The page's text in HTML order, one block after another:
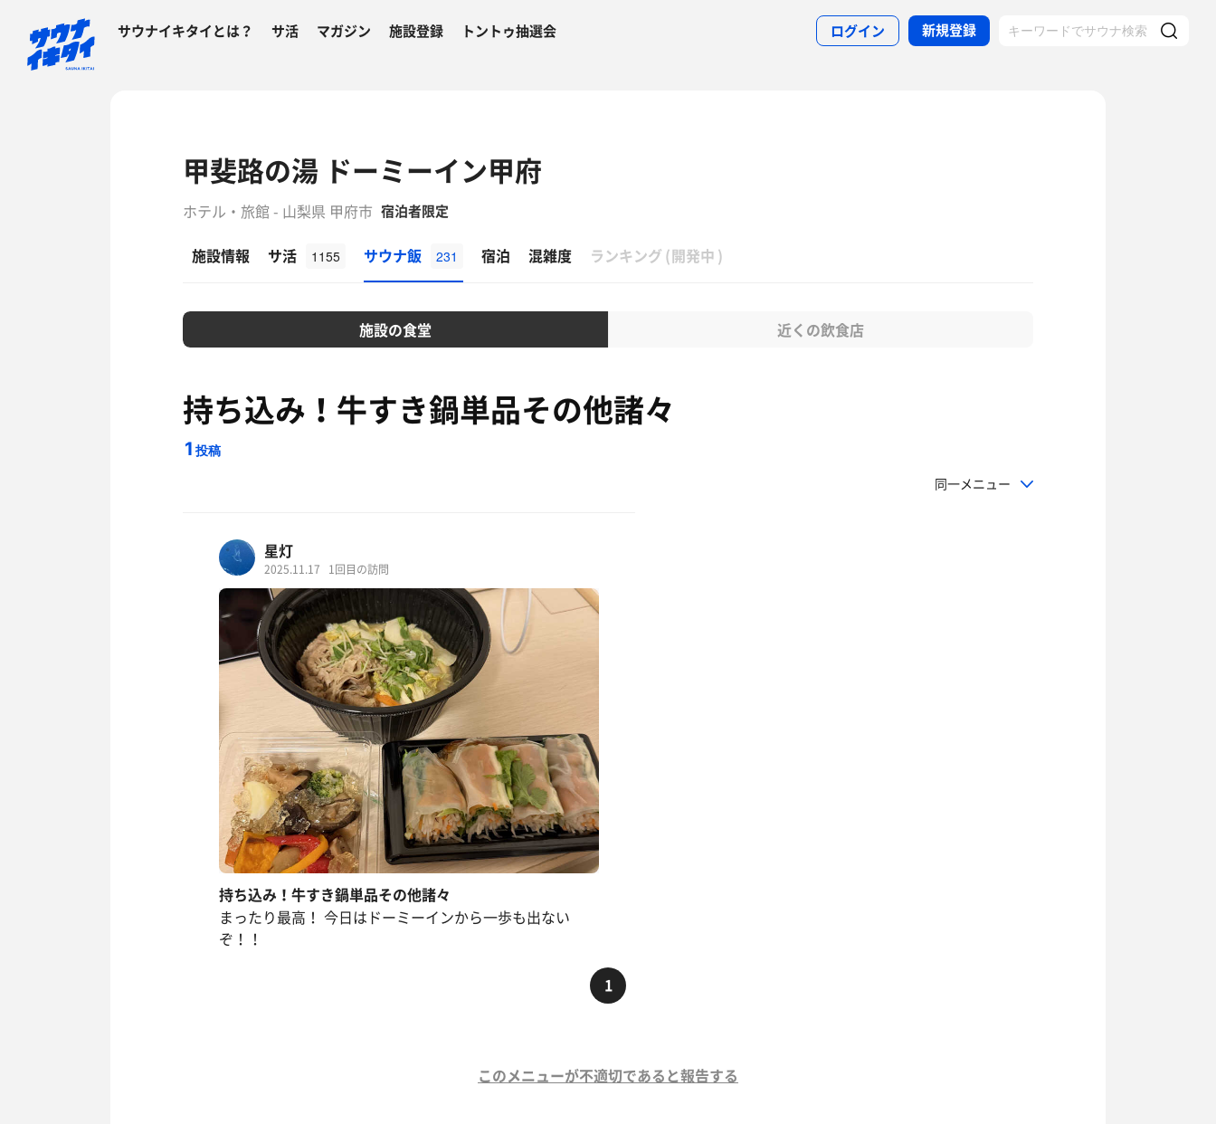
サウナイキタイとは？ サ活 マガジン 施設登録 トントゥ抽選会 ログイン 新規登録
甲斐路の湯 ドーミーイン甲府
ホテル・旅館 - 山梨県 甲府市 宿泊者限定
施設情報 サ活 1155 サウナ飯 231 宿泊 混雑度 ランキング (開発中 )
施設の食堂 近くの飲食店
持ち込み！牛すき鍋単品その他諸々
1 投稿
同一メニュー
星灯
2025.11.17 1回目の訪問
持ち込み！牛すき鍋単品その他諸々
まったり最高！ 今日はドーミーインから一歩も出ない
ぞ！！
1
このメニューが不適切であると報告する